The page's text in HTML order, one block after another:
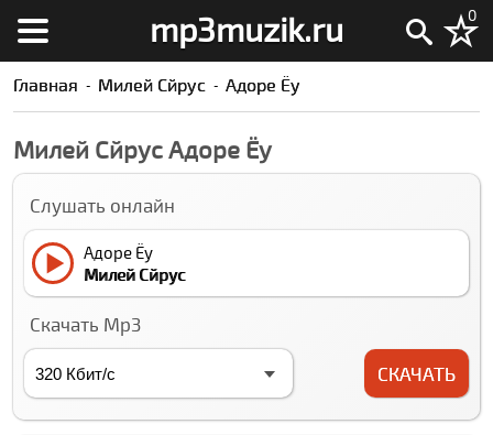
mp3muzik.ru 0
Главная Милей Cйрус Адоре Ёу
Милей Cйрус Адоре Ёу
Слушать онлайн
Адоре Ёу
Милей Cйрус
Скачать Mp3
СКАЧАТЬ